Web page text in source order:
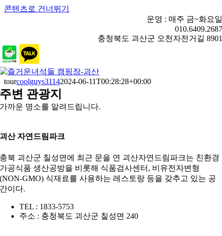
콘텐츠로 건너뛰기
운영 : 매주 금~화요일
010.6409.2687
충청북도 괴산군 오천자전거길 8901
tourcoolguys31142024-06-11T00:28:28+00:00
주변 관광지
가까운 명소를 알려드립니다.
괴산 자연드림파크
충북 괴산군 칠성면에 최근 문을 연 괴산자연드림파크는 친환경
가공식품 생산공방을 비롯해 식품검사센터, 비유전자변형
(NON-GMO) 식재료를 사용하는 레스토랑 등을 갖추고 있는 공
간이다.
TEL : 1833-5753
주소 : 충청북도 괴산군 칠성면 240